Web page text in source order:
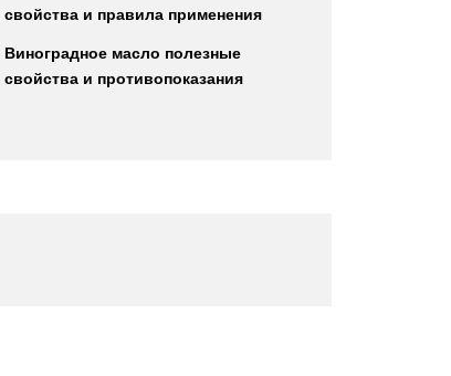
свойства и правила применения
Виноградное масло полезные
свойства и противопоказания